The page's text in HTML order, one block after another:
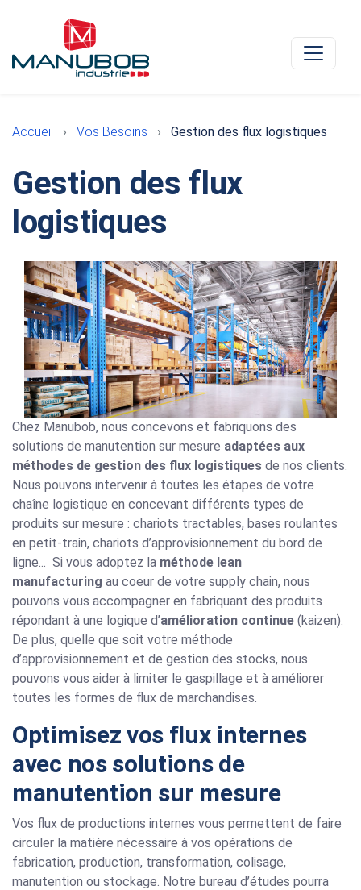
Accueil Vos Besoins Gestion des flux logistiques
Gestion des flux
logistiques
Chez Manubob, nous concevons et fabriquons des
solutions de manutention sur mesure adaptées aux
méthodes de gestion des flux logistiques de nos clients.
Nous pouvons intervenir à toutes les étapes de votre
chaîne logistique en concevant différents types de
produits sur mesure : chariots tractables, bases roulantes
en petit-train, chariots d’approvisionnement du bord de
ligne... Si vous adoptez la méthode lean
manufacturing au coeur de votre supply chain, nous
pouvons vous accompagner en fabriquant des produits
répondant à une logique d’amélioration continue (kaizen).
De plus, quelle que soit votre méthode
d’approvisionnement et de gestion des stocks, nous
pouvons vous aider à limiter le gaspillage et à améliorer
toutes les formes de flux de marchandises.
Optimisez vos flux internes
avec nos solutions de
manutention sur mesure
Vos flux de productions internes vous permettent de faire
circuler la matière nécessaire à vos opérations de
fabrication, production, transformation, colisage,
manutention ou stockage. Notre bureau d’études pourra